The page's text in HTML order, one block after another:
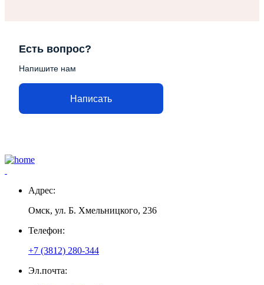
Есть вопрос?
Напишите нам
Написать
Адрес:
Омск, ул. Б. Хмельницкого, 236
Телефон:
+7 (3812) 280-344
Эл.почта: